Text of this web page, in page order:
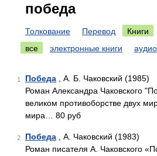
победа
Толкование Перевод
Книги
все
электронные книги
1 Победа , А. Б. Чаковский (1985)
Роман Александра Чаковского
великом противоборстве двух
мира… 80 руб
2 Победа , А. Чаковский (1983)
Роман писателя А. Чаковского